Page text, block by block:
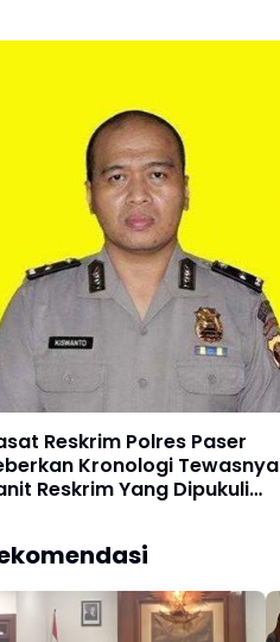
Polres Paser
Kronologi Tewasnya
Reskrim Yang Dipukuli